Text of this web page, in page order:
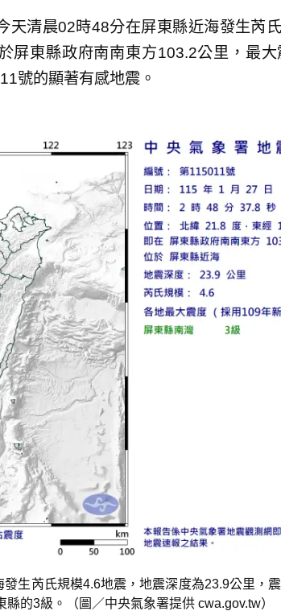
天清晨02時48分在屏東縣近海發生芮
屏東縣政府南南東方103.2公里，最
號的顯著有感地震。
生芮氏規模4.6地震，地震深度為23.9公里，
的3級。（圖／中央氣象署提供 cwa.gov.tw）